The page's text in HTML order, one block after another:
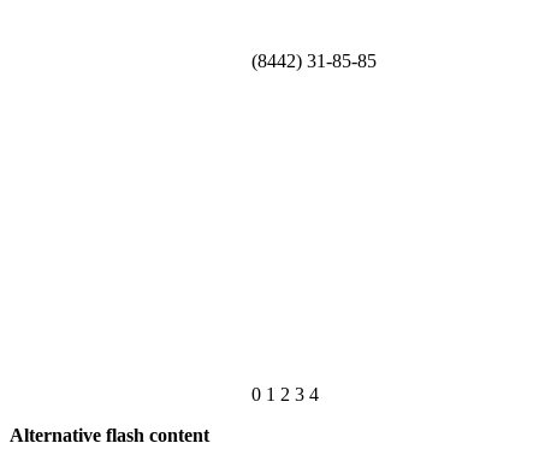
(8442) 31-85-85
0 1 2 3 4
Alternative flash content